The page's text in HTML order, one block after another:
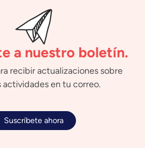
a nuestro boletín.
recibir actualizaciones sobre
actividades en tu correo.
Suscríbete ahora